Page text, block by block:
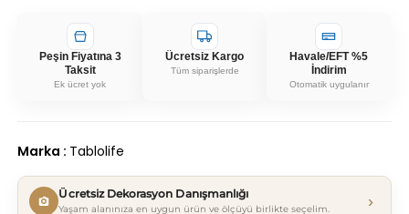
Peşin Fiyatına 3
Taksit
Ek ücret yok
Ücretsiz Kargo
Tüm siparişlerde
Havale/EFT %5
İndirim
Otomatik uygulanır
Marka : Tablolife
Ücretsiz Dekorasyon Danışmanlığı
Yaşam alanınıza en uygun ürün ve ölçüyü birlikte seçelim. ›